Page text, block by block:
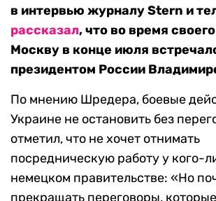
в интервью журналу Stern и
рассказал, что во время
Москву в конце июля
президентом России
По мнению Шредера, боевые
Украине не остановить без
отметил, что не хочет отнимать
посредническую работу у кого-
немецком правительстве: «Но
прекращать переговоры,